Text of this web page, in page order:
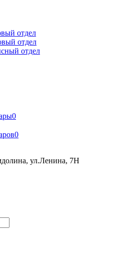
отдел
отдел
отдел
0
0
ул.Ленина, 7Н